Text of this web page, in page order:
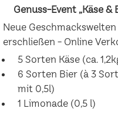
Genuss-Event „Käse
Neue
erschließen - Online
5 Sorten Käse (ca.
6 Sorten Bier (à 3
mit 0,5l)
1 Limonade (0,5 l)